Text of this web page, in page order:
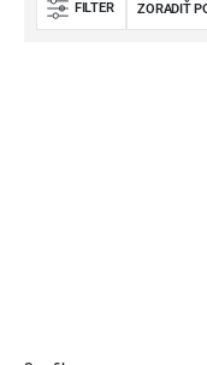
FILTER